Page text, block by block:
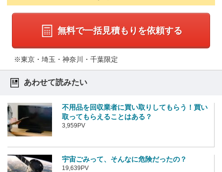
無料で一括見積もりを依頼する
※東京・埼玉・神奈川・千葉限定
あわせて読みたい
不用品を回収業者に買い取りしてもらう！買い
取ってもらえることはある？
3,959PV
宇宙ごみって、そんなに危険だったの？
19,639PV